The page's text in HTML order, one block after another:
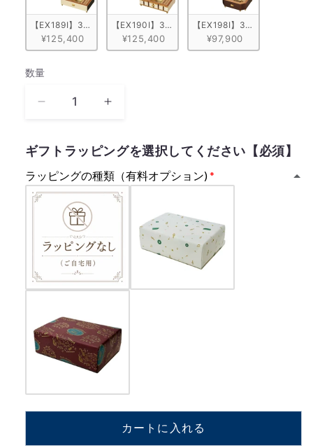
【EX189I】30弁 ORPHEUS イタリア象嵌小物入れ付き モノトーン
¥125,400
【EX190I】30弁 ORPHEUS イタリア象嵌小物入
¥125,400
【EX198I】30弁 ORPHEUS
¥97,900
数
数量
時
へ
春
仁
志
三
代
J
Soul
Brothers
次
時
へ
春
志
三
代
J
Soul
Brothers
ギフトラッピングを選択してください【必須】
ラッピングの種類（有料オプション)
カートに入れる